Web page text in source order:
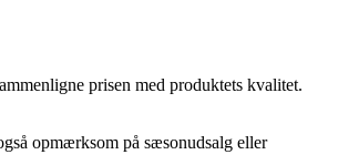
prisen med produktets kvalitet.
opmærksom på sæsonudsalg eller